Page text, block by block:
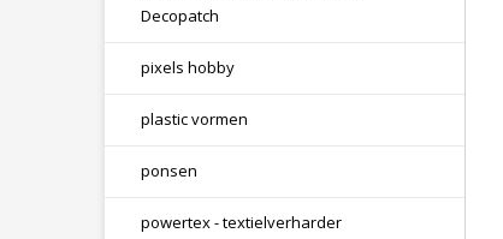
Decopatch
pixels hobby
plastic vormen
ponsen
powertex - textielverharder